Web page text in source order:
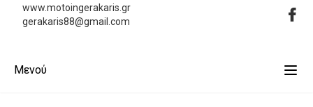
www.motoingerakaris.gr
gerakaris88@gmail.com
Μενού